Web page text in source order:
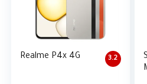
3.2
Realme P4x 4G